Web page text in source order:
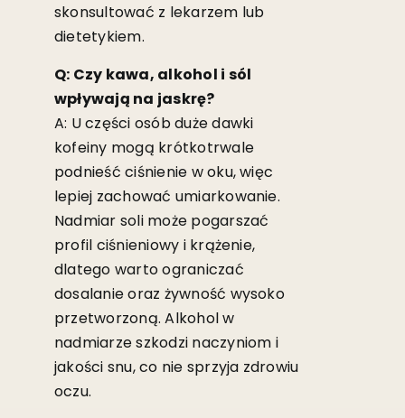
skonsultować z lekarzem lub
dietetykiem.
Q: Czy kawa, alkohol i sól
wpływają na jaskrę?
A: U części osób duże dawki
kofeiny mogą krótkotrwale
podnieść ciśnienie w oku, więc
lepiej zachować umiarkowanie.
Nadmiar soli może pogarszać
profil ciśnieniowy i krążenie,
dlatego warto ograniczać
dosalanie oraz żywność wysoko
przetworzoną. Alkohol w
nadmiarze szkodzi naczyniom i
jakości snu, co nie sprzyja zdrowiu
oczu.